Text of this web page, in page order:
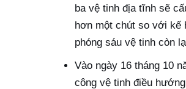
ba vệ tinh địa tĩnh sẽ
hơn một chút so với kế
phóng sáu vệ tinh còn
Vào ngày 16 tháng 10
công vệ tinh điều